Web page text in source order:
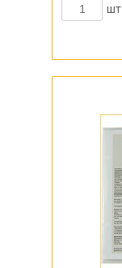
шт